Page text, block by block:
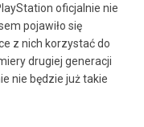
oficjalnie nie
pojawiło się
z nich korzystać do
drugiej generacji
nie będzie już takie